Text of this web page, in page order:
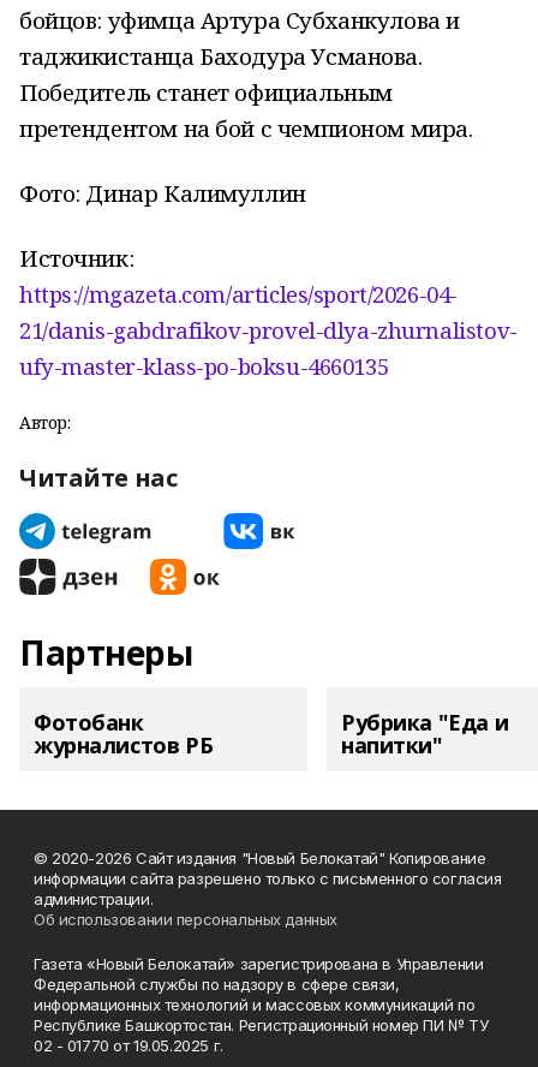
бойцов: уфимца Артура Субханкулова и
таджикистанца Баходура Усманова.
Победитель станет официальным
претендентом на бой с чемпионом мира.
Фото: Динар Калимуллин
Источник:
https://mgazeta.com/articles/sport/2026-04-
21/danis-gabdrafikov-provel-dlya-zhurnalistov-
ufy-master-klass-po-boksu-4660135
Автор:
Читайте нас
Партнеры
Фотобанк
журналистов РБ
Рубрика "Еда и
напитки"
© 2020-2026 Сайт издания "Новый Белокатай" Копирование
информации сайта разрешено только с письменного согласия
администрации.
Об использовании персональных данных
Газета «Новый Белокатай» зарегистрирована в Управлении
Федеральной службы по надзору в сфере связи,
информационных технологий и массовых коммуникаций по
Республике Башкортостан. Регистрационный номер ПИ № ТУ
02 - 01770 от 19.05.2025 г.